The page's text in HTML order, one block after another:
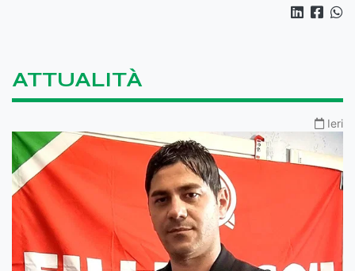
ATTUALITÀ
Ieri